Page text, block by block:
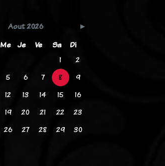
Aout 2026
Me Je Ve Sa
Di
1
2
5 6 7 8
9
12 13 14 15
16
19 20 21 22
23
26 27 28 29
30